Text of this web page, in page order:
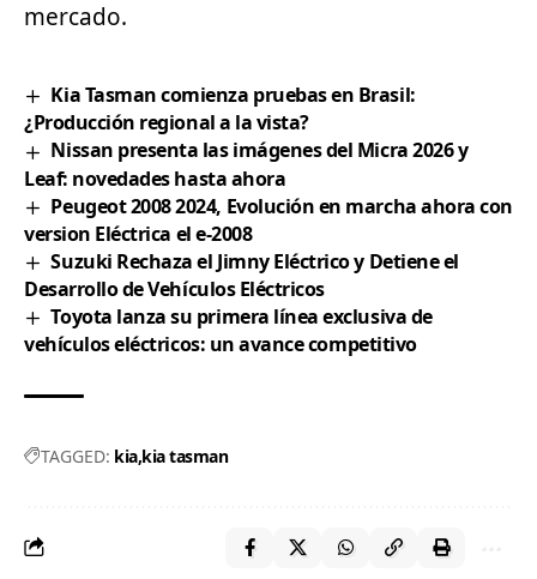
mercado.
Kia Tasman comienza pruebas en Brasil:
¿Producción regional a la vista?
Nissan presenta las imágenes del Micra 2026 y
Leaf: novedades hasta ahora
Peugeot 2008 2024, Evolución en marcha ahora con
version Eléctrica el e-2008
Suzuki Rechaza el Jimny Eléctrico y Detiene el
Desarrollo de Vehículos Eléctricos
Toyota lanza su primera línea exclusiva de
vehículos eléctricos: un avance competitivo
TAGGED: kia kia tasman